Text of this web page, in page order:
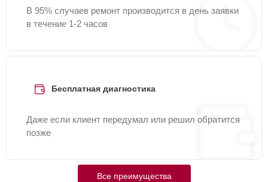
В 95% случаев ремонт производится в день заявки
в течение 1-2 часов
Бесплатная диагностика
Даже если клиент передумал или решил обратится
позже
Все преимущества